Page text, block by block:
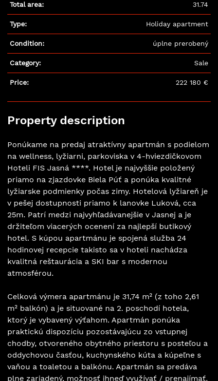
Total area: 31.74
Type: Holiday apartment
Condition: úplne prerobený
Category: Sale
Price:
222 180 €
Property description
Ponúkame na predaj atraktívny apartmán s podielom
na wellness, lyžiarni, parkoviska v 4-hviezdičkovom
Hoteli FIS Jasná ****. Hotel je najvyššie položený
priamo na zjazdovke Biela Púť a ponúka kvalitné
lyžiarske podmienky počas zimy. Hotelová lyžiareň je
v pešej dostupnosti priamo k lanovke Luková, cca
25m. Patrí medzi najvyhľadávanejšie v Jasnej a je
držiteľom viacerých ocenení za najlepší butikový
hotel. S kúpou apartmánu je spojená služba 24
hodinovej recepcie takisto sa v hoteli nachádza
kvalitná reštaurácia a SKI bar s modernou
atmosférou.
Celková výmera apartmánu je 31,74 m² (z toho 2,61
m² balkón) a je situované na 2. poschodí hotela,
ktorý je vybavený výťahom. Apartmán ponúka
praktickú dispozíciu pozostávajúcu zo vstupnej
chodby, otvoreného obytného priestoru s posteľou a
oddychovou časťou, kuchynského kúta a kúpeľne s
vaňou a toaletou a balkónu. Apartmán sa predáva
plne zariadený, možnosť ihneď využívať / prenajímať.